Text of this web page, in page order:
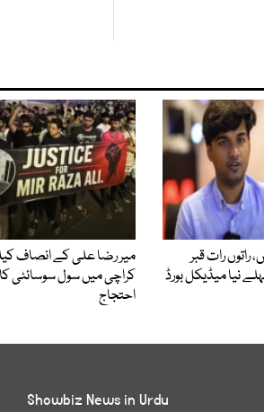
راتوں رات قبر
نیا میڈیکل بورڈ
میر رضا علی کے انصاف
کراچی میں سول سوسائٹی کا
احتجاج
Showbiz News in Urdu